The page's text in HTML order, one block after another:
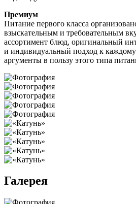
Премиум
Питание первого класса
взыскательным и требовательным
ассортимент блюд, оригинальный
и индивидуальный подход к
аргументы в пользу этого типа
Галерея